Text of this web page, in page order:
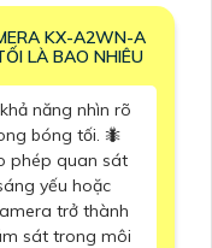
KX-A2WN-A
LÀ BAO NHIÊU
năng nhìn rõ
bóng tối. 🐜
phép quan sát
yếu hoặc
trở thành
sát trong môi